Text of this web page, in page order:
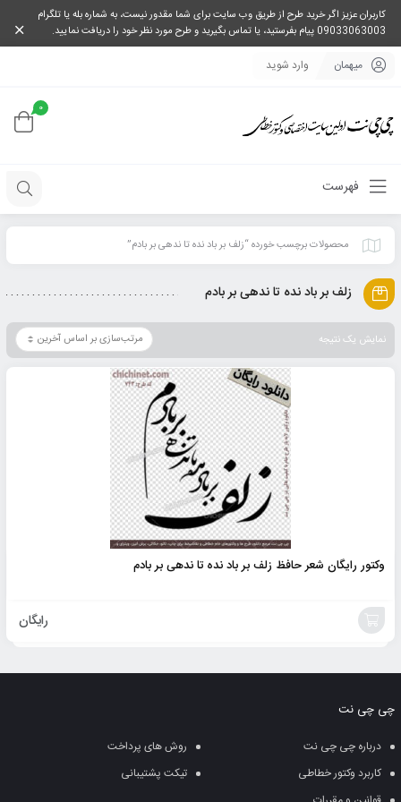
کاربران عزیز اگر خرید طرح از طریق وب سایت برای شما مقدور نیست، به شماره بله یا تلگرام
09033063003 پیام بفرستید، یا تماس بگیرید و طرح مورد نظر خود را دریافت نمایید.
میهمان وارد شوید
0
فهرست
محصولات برچسب خورده “زلف بر باد نده تا ندهی بر بادم”
زلف بر باد نده تا ندهی بر بادم
نمایش یک نتیجه
وکتور رایگان شعر حافظ زلف بر باد نده تا ندهی بر بادم
رایگان
چی چی نت
درباره چی چی نت
روش های پرداخت
کاربرد وکتور خطاطی
تیکت پشتیبانی